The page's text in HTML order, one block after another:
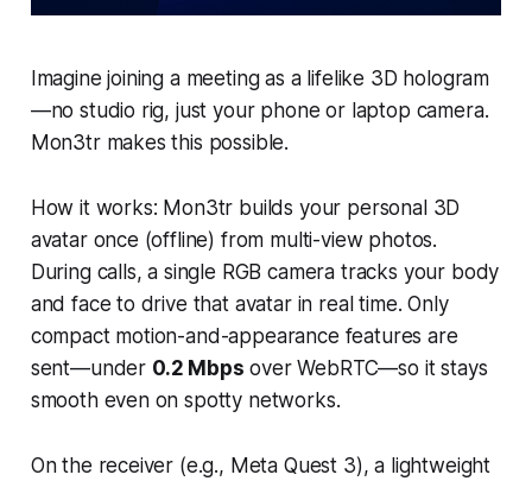
Imagine joining a meeting as a lifelike 3D hologram
—no studio rig, just your phone or laptop camera.
Mon3tr makes this possible.
How it works: Mon3tr builds your personal 3D
avatar once (offline) from multi-view photos.
During calls, a single RGB camera tracks your body
and face to drive that avatar in real time. Only
compact motion-and-appearance features are
sent—under 0.2 Mbps over WebRTC—so it stays
smooth even on spotty networks.
On the receiver (e.g., Meta Quest 3), a lightweight